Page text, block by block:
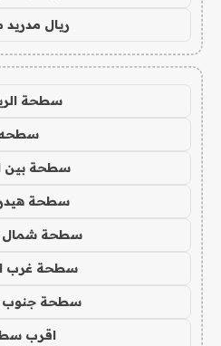
ريال مدريد
سطحة
سطحة بين
سطحة
سطحة شمال
سطحة غرب
سطحة جنوب
اقرب